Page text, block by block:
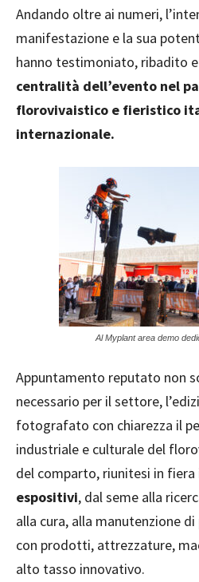
Andando oltre ai numeri,
manifestazione e la sua
hanno testimoniato, ribadito
centralità dell’evento nel
florovivaistico e fieristico
internazionale.
Al Myplant area demo
Appuntamento reputato non
necessario per il settore,
fotografato con chiarezza il
industriale e culturale del
del comparto, riunitesi in fiera
espositivi, dal seme alla
alla cura, alla manutenzione
con prodotti, attrezzature,
alto tasso innovativo.